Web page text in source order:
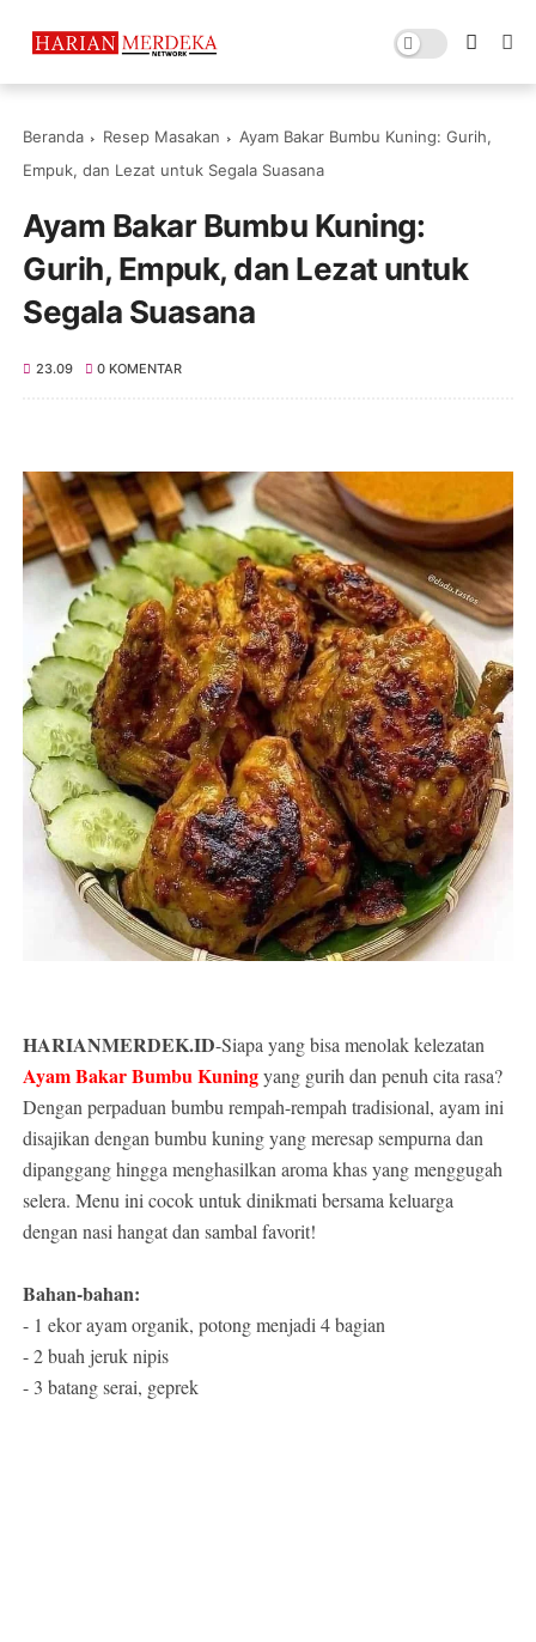
Beranda Resep Masakan
Ayam Bakar Bumbu Kuning: Gurih,
Empuk, dan Lezat untuk Segala Suasana
Ayam Bakar Bumbu Kuning:
Gurih, Empuk, dan Lezat untuk
Segala Suasana
23.09 0 KOMENTAR
HARIANMERDEK.ID-Siapa yang bisa menolak kelezatan
Ayam Bakar Bumbu Kuningyang gurih dan penuh cita rasa?
Dengan perpaduan bumbu rempah-rempah tradisional, ayam ini
disajikan dengan bumbu kuning yang meresap sempurna dan
dipanggang hingga menghasilkan aroma khas yang menggugah
selera. Menu ini cocok untuk dinikmati bersama keluarga
dengan nasi hangat dan sambal favorit!
Bahan-bahan:
- 1 ekor ayam organik, potong menjadi 4 bagian
- 2 buah jeruk nipis
- 3 batang serai, geprek